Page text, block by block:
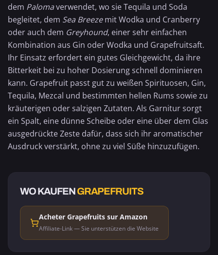
dem Palomaverwendet, wo sieTequila und Soda
begleitet, dem Sea Breezemit Wodka und Cranberry
oder auch dem Greyhound, einer sehr einfachen
Kombination aus Gin oder Wodka und Grapefruitsaft.
Ihr Einsatz erfordert ein gutes Gleichgewicht, da ihre
Bitterkeit bei zu hoher Dosierung schnell dominieren
kann. Grapefruit passt gut zu weißen Spirituosen, Gin,
Tequila, Mezcal und bestimmten hellen Rums sowie zu
kräuterigen oder salzigen Zutaten. Als Garnitur sorgt
ein Spalt, eine dünne Scheibe oder eine über dem Glas
ausgedrückte Zeste dafür, dass sich ihr aromatischer
Ausdruck verstärkt, ohne zu viel Süße hinzuzufügen.
WO KAUFENGRAPEFRUITS
Acheter Grapefruits sur Amazon
Affiliate-Link — Sie unterstützen die Website